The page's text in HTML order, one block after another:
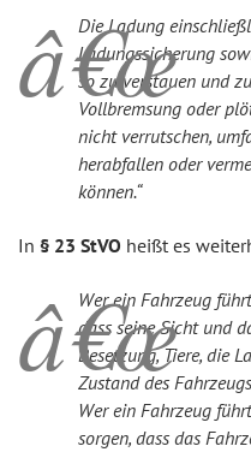
Die Ladung
Ladungssicherung
so zu verstauen und
Vollbremsung oder
nicht verrutschen,
herabfallen oder
können.“
In § 23 StVO heißt es
Wer ein Fahrzeug
dass seine Sicht und
Besetzung, Tiere, die
Zustand des
Wer ein Fahrzeug
sorgen, dass das